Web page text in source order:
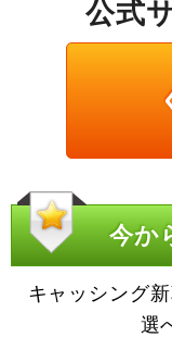
公式
今か
キャッシング
選